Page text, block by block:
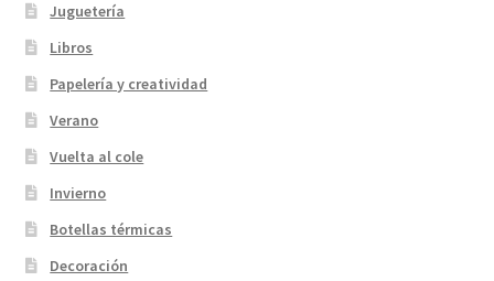
Juguetería
Libros
Papelería y creatividad
Verano
Vuelta al cole
Invierno
Botellas térmicas
Decoración